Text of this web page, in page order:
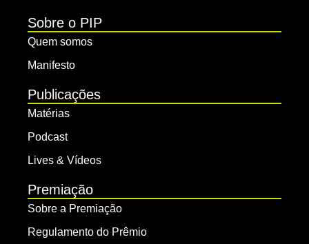
Sobre o PIP
Quem somos
Manifesto
Publicações
Matérias
Podcast
Lives & Vídeos
Premiação
Sobre a Premiação
Regulamento do Prêmio